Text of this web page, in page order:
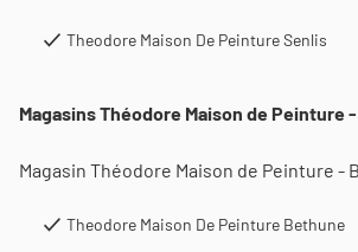
Theodore Maison De Peinture Senlis
Magasins Théodore Maison de Peinture
Magasin Théodore Maison de Peinture -
Theodore Maison De Peinture Bethune